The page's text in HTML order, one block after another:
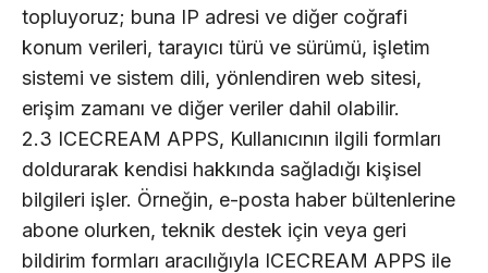
topluyoruz; buna IP adresi ve diğer coğrafi
konum verileri, tarayıcı türü ve sürümü, işletim
sistemi ve sistem dili, yönlendiren web sitesi,
erişim zamanı ve diğer veriler dahil olabilir.
2.3 ICECREAM APPS, Kullanıcının ilgili formları
doldurarak kendisi hakkında sağladığı kişisel
bilgileri işler. Örneğin, e-posta haber bültenlerine
abone olurken, teknik destek için veya geri
bildirim formları aracılığıyla ICECREAM APPS ile